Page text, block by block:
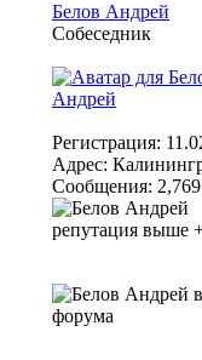
Белов Андрей
Собеседник
Регистрация:
Адрес:
Сообщения: 2,769